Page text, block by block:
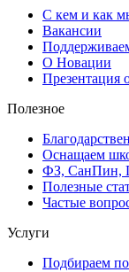
С кем и как
Вакансии
О Новации
Презентация
Полезное
Оснащаем
ФЗ, СанПин,
Полезные
Частые
Услуги
Подбираем